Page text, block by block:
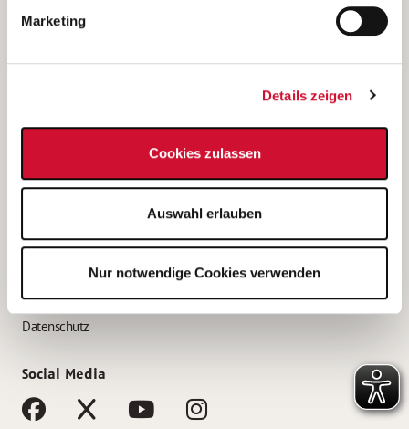
Marketing
Details zeigen
Cookies zulassen
Auswahl erlauben
Nur notwendige Cookies verwenden
Bewerbung als Altenpflegehelfer*in
Bewerbung als Erzieher*in
AWO Gliederungen nach Bundesland
Impressum
Datenschutz
Social Media